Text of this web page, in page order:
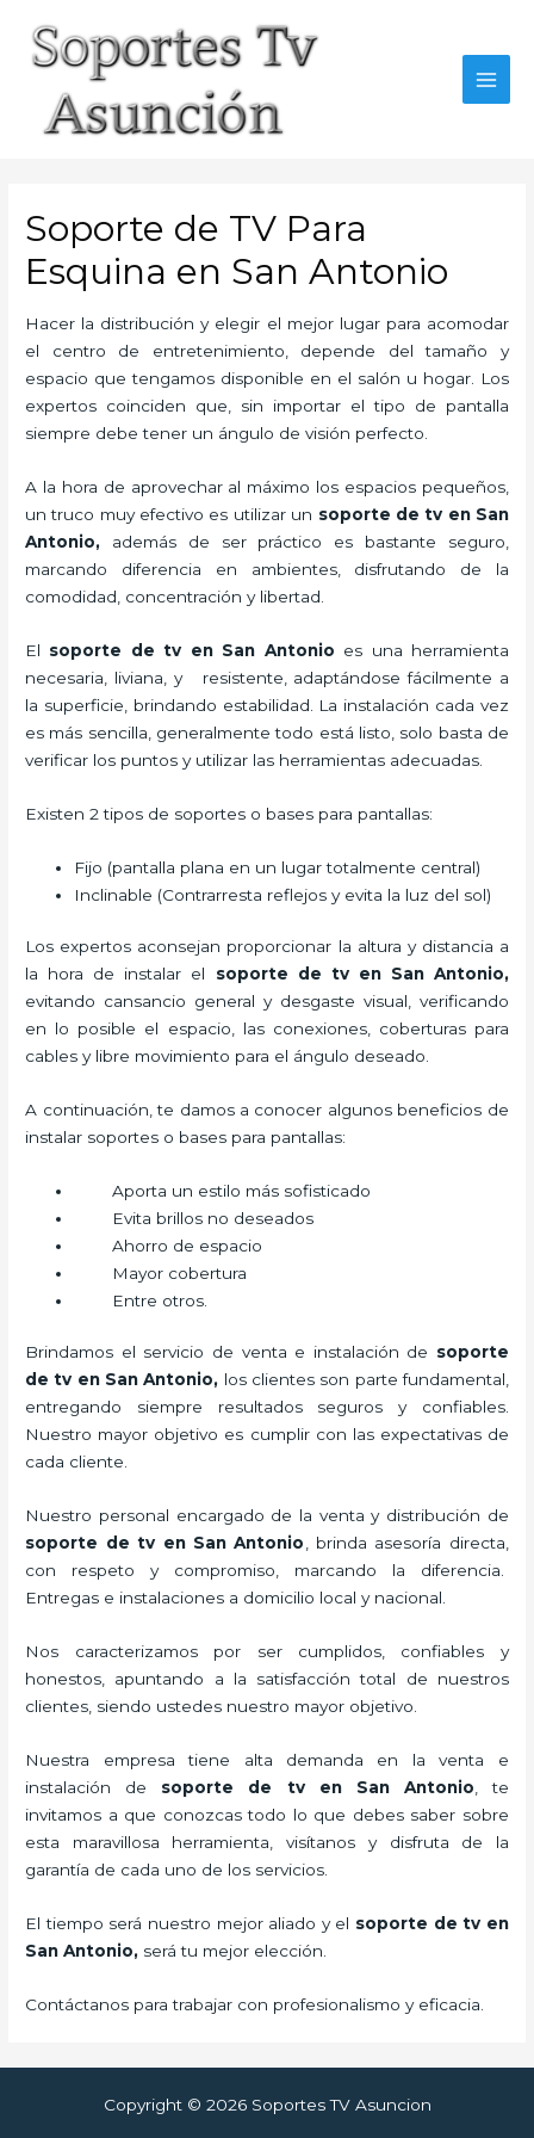
content
Soporte de TV Para
Esquina en San Antonio
Hacer la distribución y elegir el mejor lugar para acomodar
el centro de entretenimiento, depende del tamaño y
espacio que tengamos disponible en el salón u hogar. Los
expertos coinciden que, sin importar el tipo de pantalla
siempre debe tener un ángulo de visión perfecto.
A la hora de aprovechar al máximo los espacios pequeños,
un truco muy efectivo es utilizar un soporte de tv en San
Antonio, además de ser práctico es bastante seguro,
marcando diferencia en ambientes, disfrutando de la
comodidad, concentración y libertad.
El soporte de tv en San Antonio es una herramienta
necesaria, liviana, y resistente, adaptándose fácilmente a
la superficie, brindando estabilidad. La instalación cada vez
es más sencilla, generalmente todo está listo, solo basta de
verificar los puntos y utilizar las herramientas adecuadas.
Existen 2 tipos de soportes o bases para pantallas:
Fijo (pantalla plana en un lugar totalmente central)
Inclinable (Contrarresta reflejos y evita la luz del sol)
Los expertos aconsejan proporcionar la altura y distancia a
la hora de instalar el soporte de tv en San Antonio,
evitando cansancio general y desgaste visual, verificando
en lo posible el espacio, las conexiones, coberturas para
cables y libre movimiento para el ángulo deseado.
A continuación, te damos a conocer algunos beneficios de
instalar soportes o bases para pantallas:
Aporta un estilo más sofisticado
Evita brillos no deseados
Ahorro de espacio
Mayor cobertura
Entre otros.
Brindamos el servicio de venta e instalación de soporte
de tv en San Antonio, los clientes son parte fundamental,
entregando siempre resultados seguros y confiables.
Nuestro mayor objetivo es cumplir con las expectativas de
cada cliente.
Nuestro personal encargado de la venta y distribución de
soporte de tv en San Antonio, brinda asesoría directa,
con respeto y compromiso, marcando la diferencia.
Entregas e instalaciones a domicilio local y nacional.
Nos caracterizamos por ser cumplidos, confiables y
honestos, apuntando a la satisfacción total de nuestros
clientes, siendo ustedes nuestro mayor objetivo.
Nuestra empresa tiene alta demanda en la venta e
instalación de soporte de tv en San Antonio , te
invitamos a que conozcas todo lo que debes saber sobre
esta maravillosa herramienta, visítanos y disfruta de la
garantía de cada uno de los servicios.
El tiempo será nuestro mejor aliado y el soporte de tv en
San Antonio, será tu mejor elección.
Contáctanos para trabajar con profesionalismo y eficacia.
Copyright © 2026 Soportes TV Asuncion